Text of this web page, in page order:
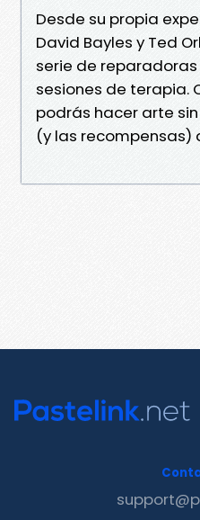
Desde su propia
David Bayles y Ted
serie de
sesiones de terapia.
podrás hacer arte
(y las recompensas)